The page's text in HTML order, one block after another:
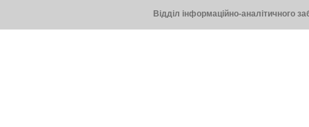
Відділ інформаційно-аналітичного